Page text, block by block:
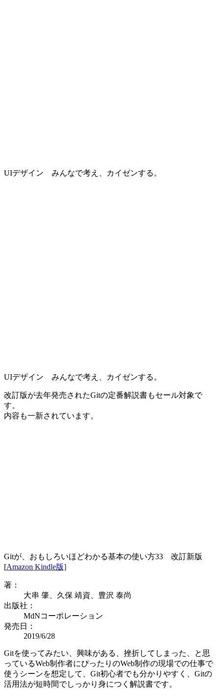
UIデザイン みんなで考え、カイゼンする。
UIデザイン みんなで考え、カイゼンする。
改訂版が去年発売されたGitの定番解説書もセール対象で
す。
内容も一新されています。
Gitが、おもしろいほどわかる基本の使い方33 改訂新版
[Amazon Kindle版]
著：
大串 肇、久保 靖資、豊沢 泰尚
出版社：
MdNコーポレーション
発売日：
2019/6/28
Gitを使ってみたい、興味がある、挫折してしまった、と思
っているWeb制作者にぴったりのWeb制作の現場での仕事で
使うシーンを想定して、Git初心者でも分かりやすく、Gitの
活用法が短時間でしっかり身につく解説書です。